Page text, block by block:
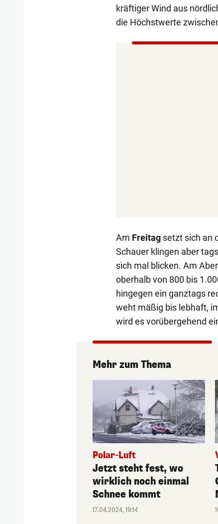
kräftiger Wind aus
die Höchstwerte
Am Freitagsetzt sich an
Schauer klingen aber
sich mal blicken. Am
oberhalb von 800 bis
hingegen ein ganztags
weht mäßig bis lebhaft,
wird es vorübergehend
Mehr zum Thema
Polar-Luft
Jetzt steht fest, wo
wirklich noch einmal
Schnee kommt
17.04.2024, 19:14